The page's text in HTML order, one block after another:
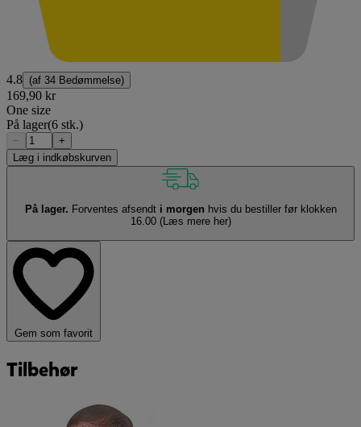
4.8 (af 34 Bedømmelse)
169,90 kr
One size
På lager(6 stk.)
−
+
Læg i indkøbskurven
På lager. Forventes afsendt i morgen hvis du bestiller før klokken
16.00 (Læs mere her)
Gem som favorit
Tilbehør